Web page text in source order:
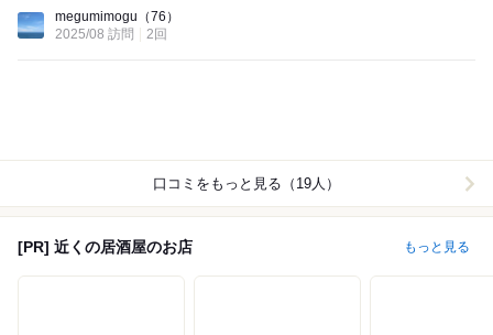
megumimogu （76）
2025/08 訪問
2回
口コミをもっと見る（19人）
[PR] 近くの居酒屋のお店 もっと見る